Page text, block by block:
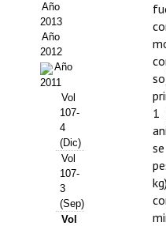
Propuesta Volumen
Sello Calidad FECYT
Premio Prensa Agraria
Buscador de Artículos
JORNADAS AIDA
Presentación Jornadas
Comunicaciones
Año
2013
Año
2012
Año
2011
Vol
107-
4
(Dic)
Vol
107-
3
(Sep)
Vol
1